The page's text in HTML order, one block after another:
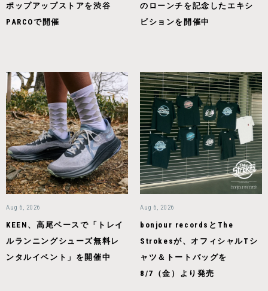
ポップアップストアを渋谷
PARCOで開催
のローンチを記念したエキシ
ビションを開催中
Aug 6, 2026
KEEN、高尾ベースで「トレイ
ルランニングシューズ無料レ
ンタルイベント」を開催中
Aug 6, 2026
bonjour recordsとThe
Strokesが、オフィシャルTシ
ャツ＆トートバッグを
8/7（金）より発売